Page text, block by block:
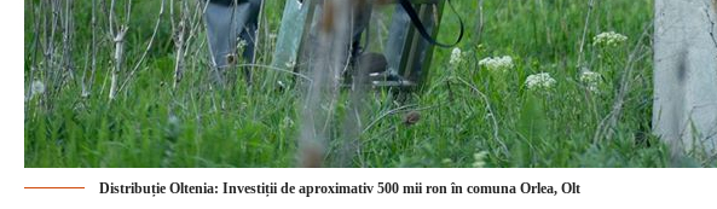
Distribuție Oltenia: Investiții de aproximativ 500 mii ron în comuna Orlea, Olt